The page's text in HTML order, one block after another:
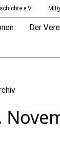
e.V.
Der